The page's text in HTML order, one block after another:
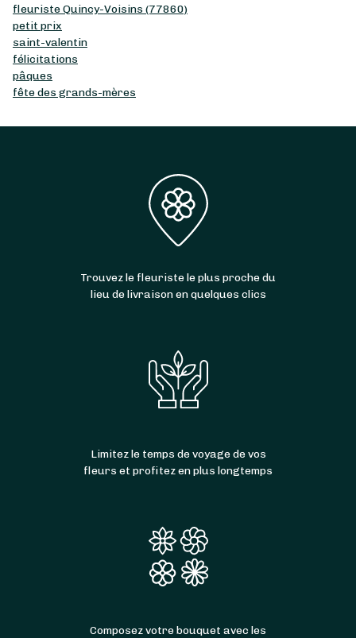
fleuriste Quincy-Voisins (77860)
petit prix
saint-valentin
félicitations
pâques
fête des grands-mères
Trouvez le fleuriste le plus proche du
lieu de livraison en quelques clics
Limitez le temps de voyage de vos
fleurs et profitez en plus longtemps
Composez votre bouquet avec les